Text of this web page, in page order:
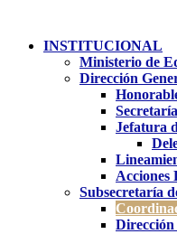
contenidoINSTITUCIONAL
Ministerio de
Dirección
Jefatura
Acciones
Subsecretaría